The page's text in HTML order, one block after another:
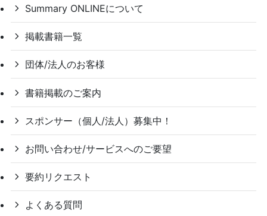
Summary ONLINEについて
掲載書籍一覧
団体/法人のお客様
書籍掲載のご案内
スポンサー（個人/法人）募集中！
お問い合わせ/サービスへのご要望
要約リクエスト
よくある質問